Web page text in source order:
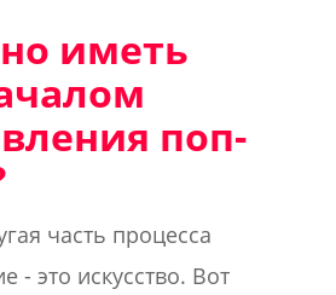
иметь
поп-
часть процесса
- это искусство. Вот